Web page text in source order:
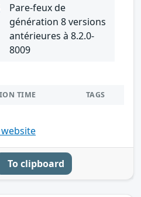
Pare-feux de
génération 8 versions
antérieures à 8.2.0-
8009
TIME TAGS
To clipboard